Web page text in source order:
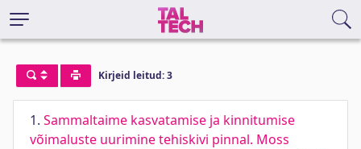
Kirjeid leitud: 3
1. Sammaltaime kasvatamise ja kinnitumise
võimaluste uurimine tehiskivi pinnal. Moss